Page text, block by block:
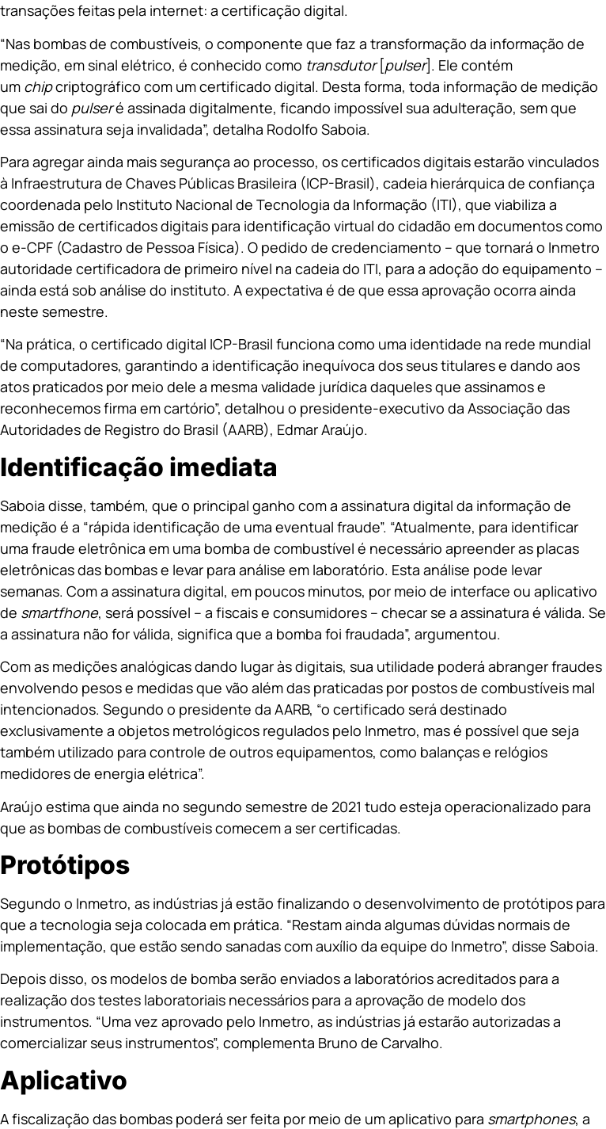
transações feitas pela internet: a certificação digital.
“Nas bombas de combustíveis, o componente que faz a transformação da informação de
medição, em sinal elétrico, é conhecido como transdutor[pulser]. Ele contém
um chipcriptográfico com um certificado digital. Desta forma, toda informação de medição
que sai do pulseré assinada digitalmente, ficando impossível sua adulteração, sem que
essa assinatura seja invalidada”, detalha Rodolfo Saboia.
Para agregar ainda mais segurança ao processo, os certificados digitais estarão vinculados
à Infraestrutura de Chaves Públicas Brasileira (ICP-Brasil), cadeia hierárquica de confiança
coordenada pelo Instituto Nacional de Tecnologia da Informação (ITI), que viabiliza a
emissão de certificados digitais para identificação virtual do cidadão em documentos como
o e-CPF (Cadastro de Pessoa Física). O pedido de credenciamento – que tornará o Inmetro
autoridade certificadora de primeiro nível na cadeia do ITI, para a adoção do equipamento –
ainda está sob análise do instituto. A expectativa é de que essa aprovação ocorra ainda
neste semestre.
“Na prática, o certificado digital ICP-Brasil funciona como uma identidade na rede mundial
de computadores, garantindo a identificação inequívoca dos seus titulares e dando aos
atos praticados por meio dele a mesma validade jurídica daqueles que assinamos e
reconhecemos firma em cartório”, detalhou o presidente-executivo da Associação das
Autoridades de Registro do Brasil (AARB), Edmar Araújo.
Identificação imediata
Saboia disse, também, que o principal ganho com a assinatura digital da informação de
medição é a “rápida identificação de uma eventual fraude”. “Atualmente, para identificar
uma fraude eletrônica em uma bomba de combustível é necessário apreender as placas
eletrônicas das bombas e levar para análise em laboratório. Esta análise pode levar
semanas. Com a assinatura digital, em poucos minutos, por meio de interface ou aplicativo
de smartfhone, será possível – a fiscais e consumidores – checar se a assinatura é válida. Se
a assinatura não for válida, significa que a bomba foi fraudada”, argumentou.
Com as medições analógicas dando lugar às digitais, sua utilidade poderá abranger fraudes
envolvendo pesos e medidas que vão além das praticadas por postos de combustíveis mal
intencionados. Segundo o presidente da AARB, “o certificado será destinado
exclusivamente a objetos metrológicos regulados pelo Inmetro, mas é possível que seja
também utilizado para controle de outros equipamentos, como balanças e relógios
medidores de energia elétrica”.
Araújo estima que ainda no segundo semestre de 2021 tudo esteja operacionalizado para
que as bombas de combustíveis comecem a ser certificadas.
Protótipos
Segundo o Inmetro, as indústrias já estão finalizando o desenvolvimento de protótipos para
que a tecnologia seja colocada em prática. “Restam ainda algumas dúvidas normais de
implementação, que estão sendo sanadas com auxílio da equipe do Inmetro”, disse Saboia.
Depois disso, os modelos de bomba serão enviados a laboratórios acreditados para a
realização dos testes laboratoriais necessários para a aprovação de modelo dos
instrumentos. “Uma vez aprovado pelo Inmetro, as indústrias já estarão autorizadas a
comercializar seus instrumentos”, complementa Bruno de Carvalho.
Aplicativo
A fiscalização das bombas poderá ser feita por meio de um aplicativo para smartphones, a